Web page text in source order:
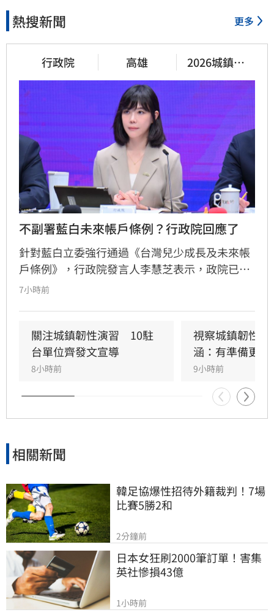
熱搜新聞 更多
行政院 高雄
2026城鎮韌
性演習
不副署藍白未來帳戶條例？行政院回應了
針對藍白立委強行通過《台灣兒少成長及未來帳
戶條例》，行政院發言人李慧芝表示，政院已收
到三讀函文，強調編列預算為行政院憲政職權，
並強調行政院版透過弱勢對存能落實公平正義，
避免在野黨版本加劇貧富差距。此外，政府同步
推動育兒留停六加三、延長婚產假等多項配套措
施，建構完善支持體系。政院重申，國家政策規
劃需具備整體性，針對立法院侵害預算編製權的
作為，將持續捍衛憲法賦予的權限，確保政策有
7小時前
關注城鎮韌性演習　10駐
台單位齊發文宣導
8小時前
視察城鎮韌性
涵：有準備更安
9小時前
相關新聞
韓足協爆性招待外籍裁判！7場
比賽5勝2和
2分鐘前
日本女狂刷2000筆訂單！害集
英社慘損43億
1小時前